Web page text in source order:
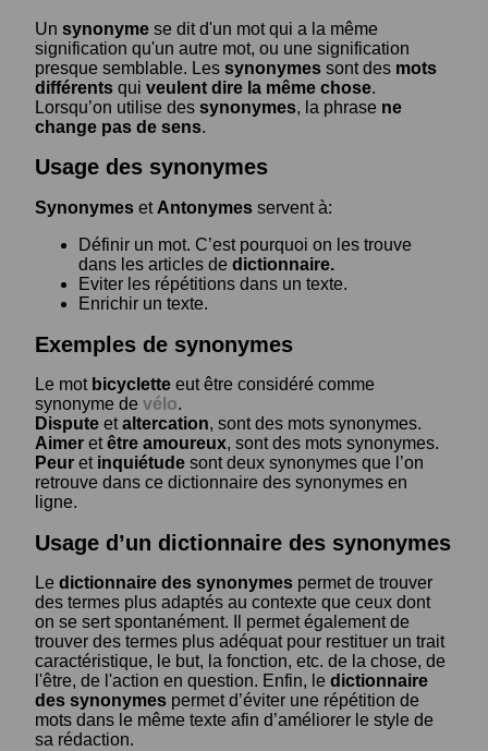
Un synonyme se dit d'un mot qui a la même
signification qu'un autre mot, ou une signification
presque semblable. Les synonymes sont des mots
différents qui veulent dire la même chose.
Lorsqu’on utilise des synonymes, la phrase ne
change pas de sens.
Usage des synonymes
Synonymes et Antonymes servent à:
Définir un mot. C’est pourquoi on les trouve
dans les articles de dictionnaire.
Eviter les répétitions dans un texte.
Enrichir un texte.
Exemples de synonymes
Le mot bicyclette eut être considéré comme
synonyme de vélo.
Dispute etaltercation, sont des mots synonymes.
Aimer etêtre amoureux, sont des mots synonymes.
Peur et inquiétude sont deux synonymes que l’on
retrouve dans ce dictionnaire des synonymes en
ligne.
Usage d’un dictionnaire des synonymes
Le dictionnaire des synonymes permet de trouver
des termes plus adaptés au contexte que ceux dont
on se sert spontanément. Il permet également de
trouver des termes plus adéquat pour restituer un trait
caractéristique, le but, la fonction, etc. de la chose, de
l'être, de l'action en question. Enfin, le dictionnaire
des synonymes permet d’éviter une répétition de
mots dans le même texte afin d’améliorer le style de
sa rédaction.